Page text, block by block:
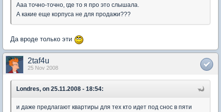
Ааа точно-точно, где то я про это слышала.
А какие еще корпуса не для продажи???
Да вроде только эти
2taf4u
25 Nov 2008
Londres, on 25.11.2008 - 18:54:
и даже предлагают квартиры для тех кто идет под снос в пяти